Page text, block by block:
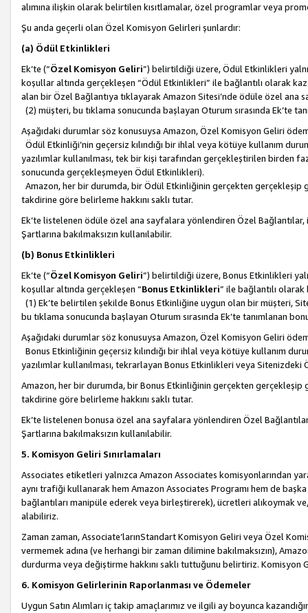
alımına ilişkin olarak belirtilen kısıtlamalar, özel programlar veya
Şu anda geçerli olan Özel Komisyon Gelirleri şunlardır:
(a) Ödül Etkinlikleri
Ek’te (“Özel Komisyon Geliri”) belirtildiği üzere, Ödül Etkinlikleri
koşullar altında gerçekleşen “Ödül Etkinlikleri” ile bağlantılı olarak
alan bir Özel Bağlantıya tıklayarak Amazon Sitesi’nde ödüle özel ana
(2) müşteri, bu tıklama sonucunda başlayan Oturum sırasında Ek’te
Aşağıdaki durumlar söz konusuysa Amazon, Özel Komisyon Geliri
Ödül Etkinliği’nin geçersiz kılındığı bir ihlal veya kötüye kullanım
yazılımlar kullanılması, tek bir kişi tarafından gerçekleştirilen
sonucunda gerçekleşmeyen Ödül Etkinlikleri).
Amazon, her bir durumda, bir Ödül Etkinliğinin gerçekten gerçekleşip
takdirine göre belirleme hakkını saklı tutar.
Ek’te listelenen ödüle özel ana sayfalara yönlendiren Özel
Şartlarına bakılmaksızın kullanılabilir.
(b) Bonus Etkinlikleri
Ek’te (“Özel Komisyon Geliri”) belirtildiği üzere, Bonus Etkinlikleri
koşullar altında gerçekleşen “Bonus Etkinlikleri” ile bağlantılı olarak
(1) Ek’te belirtilen şekilde Bonus Etkinliğine uygun olan bir müşteri,
bu tıklama sonucunda başlayan Oturum sırasında Ek’te tanımlanan
Aşağıdaki durumlar söz konusuysa Amazon, Özel Komisyon Geliri
Bonus Etkinliğinin geçersiz kılındığı bir ihlal veya kötüye kullanım
yazılımlar kullanılması, tekrarlayan Bonus Etkinlikleri veya
Amazon, her bir durumda, bir Bonus Etkinliğinin gerçekten gerçekleşip
takdirine göre belirleme hakkını saklı tutar.
Ek’te listelenen bonusa özel ana sayfalara yönlendiren Özel
Şartlarına bakılmaksızın kullanılabilir.
5. Komisyon Geliri Sınırlamaları
Associates etiketleri yalnızca Amazon Associates komisyonlarından
aynı trafiği kullanarak hem Amazon Associates Programı hem de
bağlantıları manipüle ederek veya birleştirerek), ücretleri alıkoymak
alabiliriz.
Zaman zaman, Associate’larınStandart Komisyon Geliri veya Özel
vermemek adına (ve herhangi bir zaman dilimine bakılmaksızın),
durdurma veya değiştirme hakkını saklı tuttuğunu belirtiriz. Komisyon
6. Komisyon Gelirlerinin Raporlanması ve Ödemeler
Uygun Satın Alımları iç takip amaçlarımız ve ilgili ay boyunca